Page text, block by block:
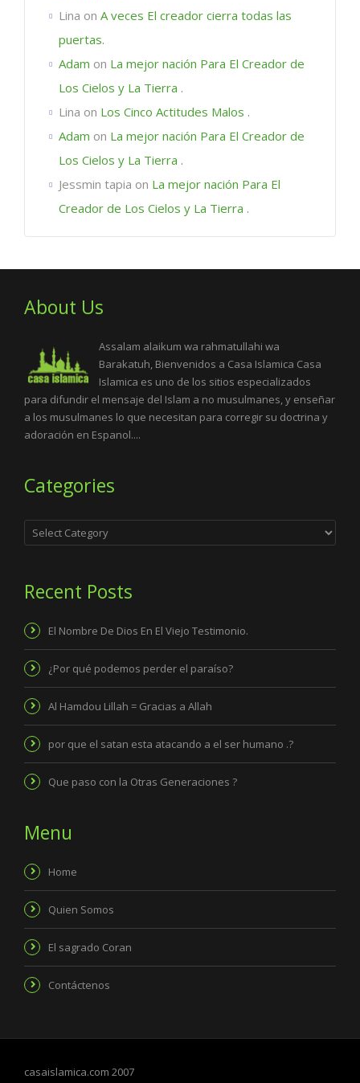
Lina on A veces El creador cierra todas las
puertas.
Adam on La mejor nación Para El Creador de
Los Cielos y La Tierra .
Lina on Los Cinco Actitudes Malos .
Adam on La mejor nación Para El Creador de
Los Cielos y La Tierra .
Jessmin tapia on La mejor nación Para El
Creador de Los Cielos y La Tierra .
About Us
Assalam alaikum wa rahmatullahi wa
Barakatuh, Bienvenidos a Casa Islamica Casa
Islamica es uno de los sitios especializados
para difundir el mensaje del Islam a no musulmanes, y enseñar
a los musulmanes lo que necesitan para corregir su doctrina y
adoración en Espanol....
Categories
Categories
Recent Posts
El Nombre De Dios En El Viejo Testimonio.
¿Por qué podemos perder el paraíso?
Al Hamdou Lillah = Gracias a Allah
por que el satan esta atacando a el ser humano .?
Que paso con la Otras Generaciones ?
Menu
Home
Quien Somos
El sagrado Coran
Contáctenos
casaislamica.com 2007